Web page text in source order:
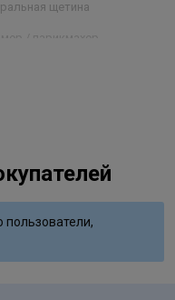
щетина
пользователи,